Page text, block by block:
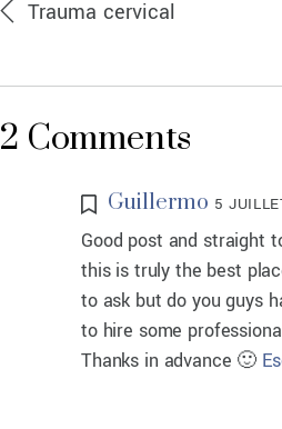
Trauma cervical
2 Comments
Guillermo 5
Good post and straight
this is truly the best
to ask but do you guys
to hire some
Thanks in advance 🙂